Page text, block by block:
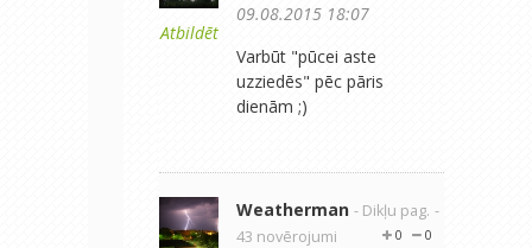
Atbildēt
09.08.2015 18:07
Varbūt "pūcei aste
uzziedēs" pēc pāris
dienām ;)
Weatherman - Dikļu pag. -
43 novērojumi
0
0